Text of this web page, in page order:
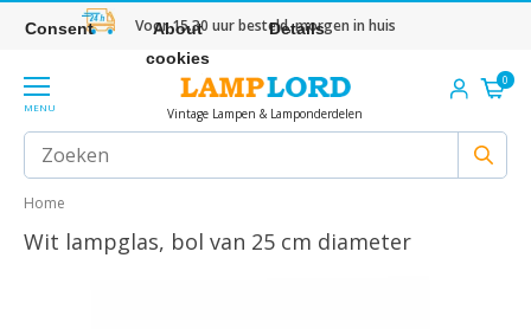
Voor 15.30 uur besteld, morgen in huis
MENU Vintage Lampen & Lamponderdelen
0
Home
Wit lampglas, bol van 25 cm diameter
Consent
About
cookies
Details